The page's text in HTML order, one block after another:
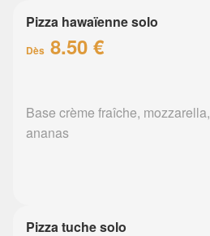
Pizza hawaïenne solo
Dès 8.50 €
Base crème fraîche,
ananas
Pizza tuche solo